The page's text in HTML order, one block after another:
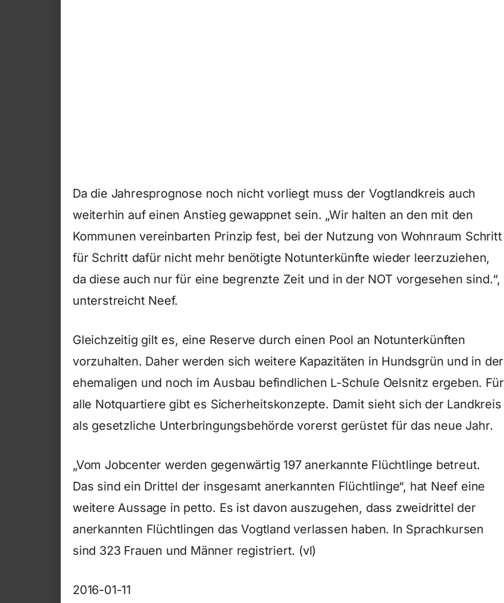
Da die Jahresprognose noch nicht vorliegt muss der Vogtlandkreis auch
weiterhin auf einen Anstieg gewappnet sein. „Wir halten an den mit den
Kommunen vereinbarten Prinzip fest, bei der Nutzung von Wohnraum Schritt
für Schritt dafür nicht mehr benötigte Notunterkünfte wieder leerzuziehen,
da diese auch nur für eine begrenzte Zeit und in der NOT vorgesehen sind.“,
unterstreicht Neef.
Gleichzeitig gilt es, eine Reserve durch einen Pool an Notunterkünften
vorzuhalten. Daher werden sich weitere Kapazitäten in Hundsgrün und in der
ehemaligen und noch im Ausbau befindlichen L-Schule Oelsnitz ergeben. Für
alle Notquartiere gibt es Sicherheitskonzepte. Damit sieht sich der Landkreis
als gesetzliche Unterbringungsbehörde vorerst gerüstet für das neue Jahr.
„Vom Jobcenter werden gegenwärtig 197 anerkannte Flüchtlinge betreut.
Das sind ein Drittel der insgesamt anerkannten Flüchtlinge“, hat Neef eine
weitere Aussage in petto. Es ist davon auszugehen, dass zweidrittel der
anerkannten Flüchtlingen das Vogtland verlassen haben. In Sprachkursen
sind 323 Frauen und Männer registriert. (vl)
2016-01-11